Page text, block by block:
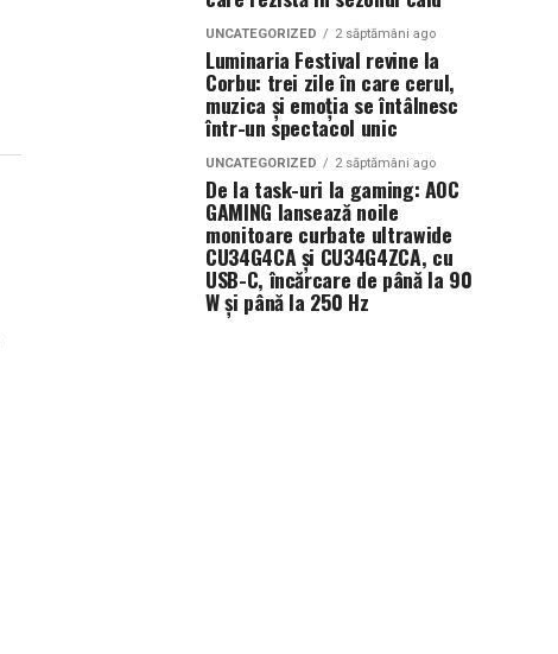
UNCATEGORIZED 2 săptămâni ago
Luminaria Festival revine la
Corbu: trei zile în care cerul,
muzica și emoția se întâlnesc
într-un spectacol unic
UNCATEGORIZED 2 săptămâni ago
De la task-uri la gaming: AOC
GAMING lansează noile
monitoare curbate ultrawide
CU34G4CA și CU34G4ZCA, cu
USB-C, încărcare de până la 90
W și până la 250 Hz